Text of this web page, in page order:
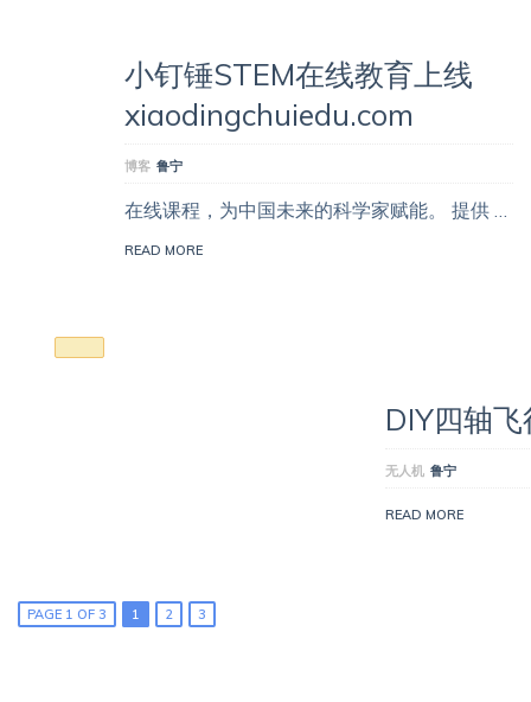
小钉锤STEM在线教育上线
xiaodingchuiedu.com
博客 鲁宁
在线课程，为中国未来的科学家赋能。 提供 …
READ MORE
DIY四轴
无人机 鲁宁
READ MORE
PAGE 1 OF 3 1 2 3